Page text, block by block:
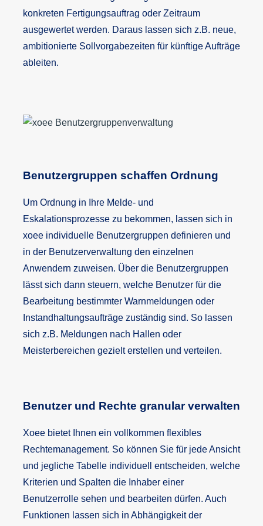
konkreten Fertigungsauftrag oder Zeitraum
ausgewertet werden. Daraus lassen sich z.B. neue,
ambitionierte Sollvorgabezeiten für künftige Aufträge
ableiten.
Benutzergruppen schaffen Ordnung
Um Ordnung in Ihre Melde- und
Eskalationsprozesse zu bekommen, lassen sich in
xoee individuelle Benutzergruppen definieren und
in der Benutzerverwaltung den einzelnen
Anwendern zuweisen. Über die Benutzergruppen
lässt sich dann steuern, welche Benutzer für die
Bearbeitung bestimmter Warnmeldungen oder
Instandhaltungsaufträge zuständig sind. So lassen
sich z.B. Meldungen nach Hallen oder
Meisterbereichen gezielt erstellen und verteilen.
Benutzer und Rechte granular verwalten
Xoee bietet Ihnen ein vollkommen flexibles
Rechtemanagement. So können Sie für jede Ansicht
und jegliche Tabelle individuell entscheiden, welche
Kriterien und Spalten die Inhaber einer
Benutzerrolle sehen und bearbeiten dürfen. Auch
Funktionen lassen sich in Abhängigkeit der